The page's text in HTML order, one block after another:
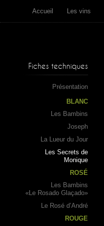
Accueil Les vins
Fiches techniques
Présentation
BLANC
Les Bambins
Joseph
La Lueur du Jour
Les Secrets de
Monique
ROSÉ
Les Bambins
«Le Rosado Glaçado»
Le Rosé d’André
ROUGE